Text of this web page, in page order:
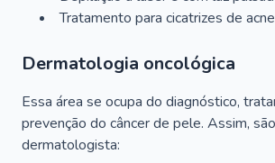
Tratamento para cicatrizes de
Dermatologia oncológica
Essa área se ocupa do diagnóstico,
prevenção do câncer de pele. Assim,
dermatologista: